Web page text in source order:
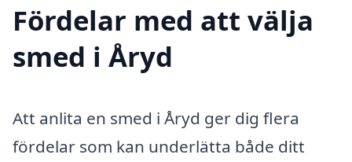
Fördelar med att välja
smed i Åryd
Att anlita en smed i Åryd ger dig flera
fördelar som kan underlätta både ditt